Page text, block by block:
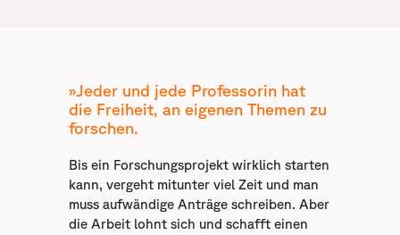
»Jeder und jede Professorin hat
die Freiheit, an eigenen Themen zu
forschen.
Bis ein Forschungsprojekt wirklich starten
kann, vergeht mitunter viel Zeit und man
muss aufwändige Anträge schreiben. Aber
die Arbeit lohnt sich und schafft einen